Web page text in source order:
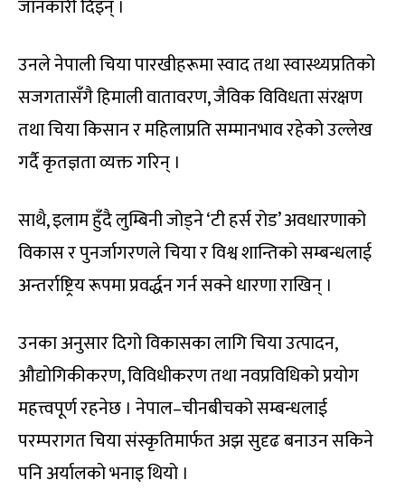
जानकारी दिइन् ।
उनले नेपाली चिया पारखीहरूमा स्वाद तथा स्वास्थ्यप्रतिको
सजगतासँगै हिमाली वातावरण, जैविक विविधता संरक्षण
तथा चिया किसान र महिलाप्रति सम्मानभाव रहेको उल्लेख
गर्दै कृतज्ञता व्यक्त गरिन् ।
साथै, इलाम हुँदै लुम्बिनी जोड्ने ‘टी हर्स रोड’ अवधारणाको
विकास र पुनर्जागरणले चिया र विश्व शान्तिको सम्बन्धलाई
अन्तर्राष्ट्रिय रूपमा प्रवर्द्धन गर्न सक्ने धारणा राखिन् ।
उनका अनुसार दिगो विकासका लागि चिया उत्पादन,
औद्योगिकीकरण, विविधीकरण तथा नवप्रविधिको प्रयोग
महत्त्वपूर्ण रहनेछ । नेपाल–चीनबीचको सम्बन्धलाई
परम्परागत चिया संस्कृतिमार्फत अझ सुदृढ बनाउन सकिने
पनि अर्यालको भनाइ थियो ।